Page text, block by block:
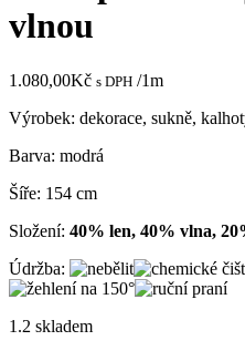
vlnou
1.080,00Kč s DPH /1m
Výrobek: dekorace, sukně,
Barva: modrá
Šíře: 154 cm
Složení: 40% len, 40% vlna,
Údržba:
1.2 skladem